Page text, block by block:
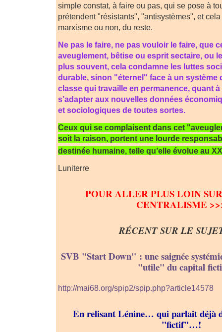
simple constat, à faire ou pas, qui se pose à
prétendent "résistants", "antisystèmes", et cela
marxisme ou non, du reste.
Ne pas le faire, ne pas vouloir le faire, que
aveuglement, bêtise ou esprit sectaire, ou
plus souvent, cela condamne les luttes
durable, sinon "éternel" face à un système
classe qui travaille en permanence, quant à
s’adapter aux nouvelles données
et sociologiques de toutes sortes.
Ceux qui se complaisent dans cet
soit la raison, portent une lourde
destinée humaine, telle qu’elle évolue au
Luniterre
POUR ALLER PLUS LOIN
CENTRALISME
RÉCENT SUR LE
SVB "Start Down" : une saignée
"utile" du capital
http://mai68.org/spip2/spip.php?article14578
En relisant Lénine… qui parlait déjà
"fictif"…!